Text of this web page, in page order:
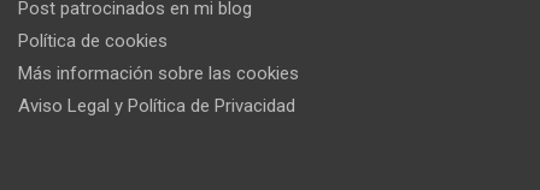
Post patrocinados en mi blog
Política de cookies
Más información sobre las cookies
Aviso Legal y Política de Privacidad